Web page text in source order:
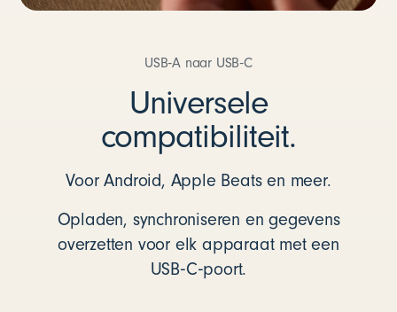
USB‑A naar USB‑C
Universele
compatibiliteit.
Voor Android, Apple Beats en meer.
Opladen, synchroniseren en gegevens
overzetten voor elk apparaat met een
USB‑C‑poort.